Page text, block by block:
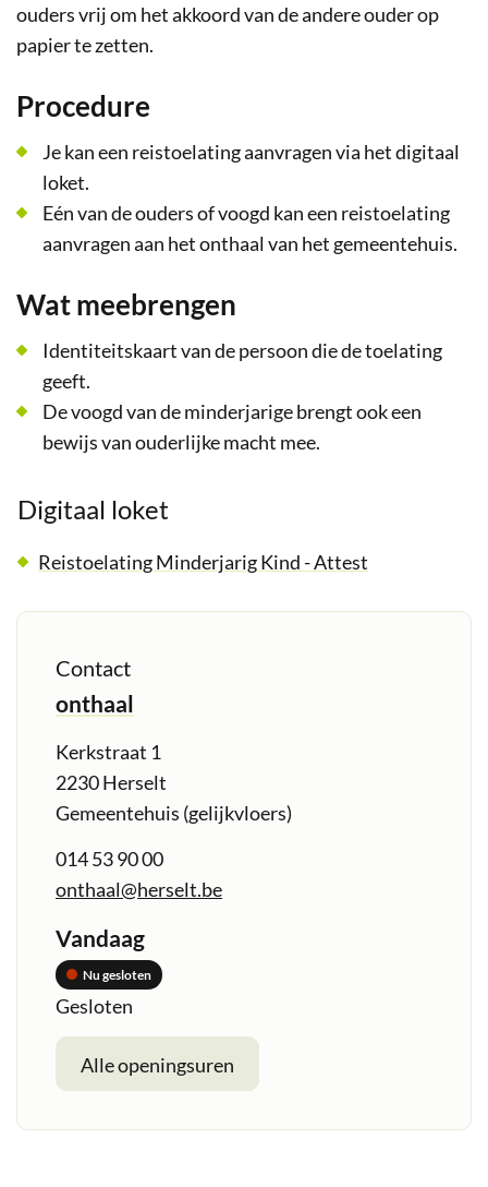
ouders vrij om het akkoord van de andere ouder op
papier te zetten.
Procedure
Je kan een reistoelating aanvragen via het digitaal
loket.
Eén van de ouders of voogd kan een reistoelating
aanvragen aan het onthaal van het gemeentehuis.
Wat meebrengen
Identiteitskaart van de persoon die de toelating
geeft.
De voogd van de minderjarige brengt ook een
bewijs van ouderlijke macht mee.
Digitaal loket
Reistoelating Minderjarig Kind - Attest
Contact
onthaal
Adres
Kerkstraat 1
,2230Herselt
Gemeentehuis (gelijkvloers)
Tel.
014 53 90 00
E-
onthaal@herselt.be
Openingsuren
Vandaag
Nu gesloten
Gesloten
Alle openingsuren